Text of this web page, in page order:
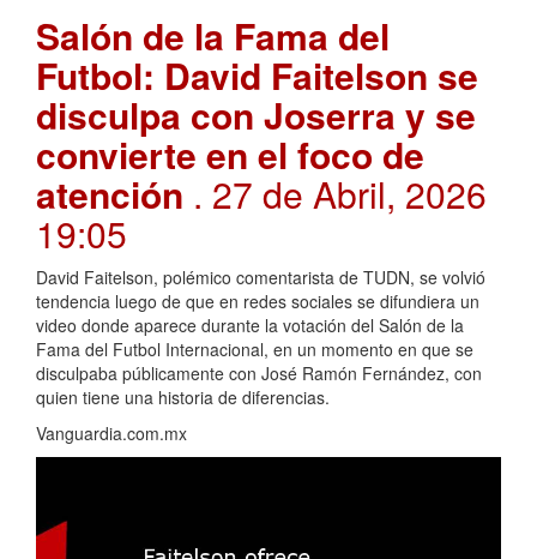
Salón de la Fama del
Futbol: David Faitelson se
disculpa con Joserra y se
convierte en el foco de
atención . 27 de Abril, 2026
19:05
David Faitelson, polémico comentarista de TUDN, se volvió
tendencia luego de que en redes sociales se difundiera un
video donde aparece durante la votación del Salón de la
Fama del Futbol Internacional, en un momento en que se
disculpaba públicamente con José Ramón Fernández, con
quien tiene una historia de diferencias.
Vanguardia.com.mx